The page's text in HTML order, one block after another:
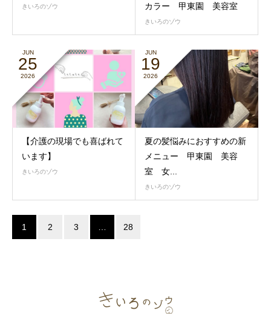
きいろのゾウ
カラー 甲東園 美容室
きいろのゾウ
JUN
25
2026
【介護の現場でも喜ばれて
います】
きいろのゾウ
JUN
19
2026
夏の髪悩みにおすすめの新
メニュー 甲東園 美容
室 女...
きいろのゾウ
1 2 3 … 28